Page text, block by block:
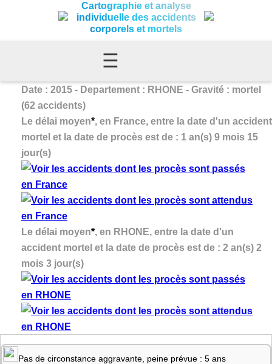
Cartographie et analyse
individuelle des accidents
corporels et mortels
☰
Date : 2015 - Departement : RHONE - Gravité : mortel
(62 accidents)
Le délai moyen*, en France, entre la date d'un accident
mortel et la date de procès est de : 1 an(s) 9 mois 15
jour(s)
Le délai moyen*, en RHONE, entre la date d'un
accident mortel et la date de procès est de : 2 an(s) 2
mois 3 jour(s)
Pas de circonstance aggravante, peine prévue : 5 ans